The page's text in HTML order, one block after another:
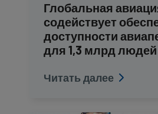
Глобальная
содействует
доступности
для 1,3 млрд
Читать далее